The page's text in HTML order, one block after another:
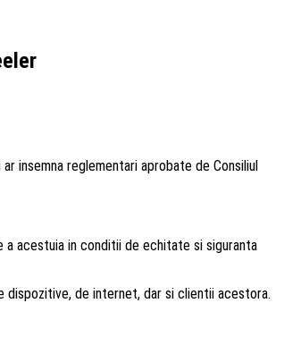
insemna reglementari aprobate de Consiliul
a acestuia in conditii de echitate si siguranta
de internet, dar si clientii acestora.